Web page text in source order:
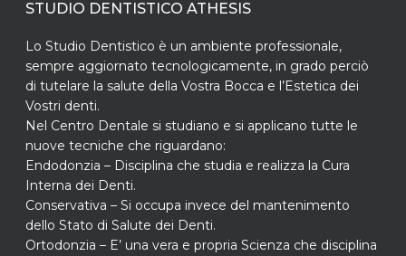
STUDIO DENTISTICO ATHESIS
Lo Studio Dentistico è un ambiente professionale,
sempre aggiornato tecnologicamente, in grado perciò
di tutelare la salute della Vostra Bocca e l’Estetica dei
Vostri denti.
Nel Centro Dentale si studiano e si applicano tutte le
nuove tecniche che riguardano:
Endodonzia – Disciplina che studia e realizza la Cura
Interna dei Denti.
Conservativa – Si occupa invece del mantenimento
dello Stato di Salute dei Denti.
Ortodonzia – E’ una vera e propria Scienza che disciplina